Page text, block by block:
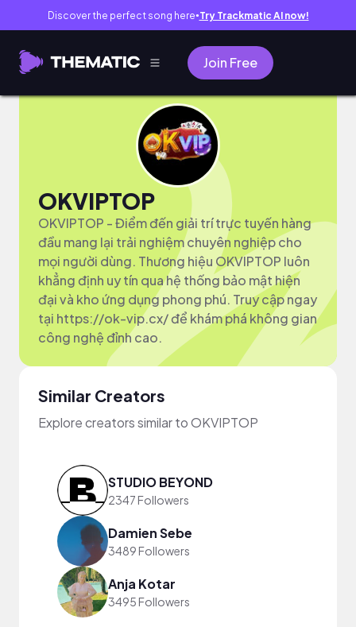
Discover the perfect song here● Try Trackmatic AI now!
Join Free
OKVIPTOP
OKVIPTOP - Điểm đến giải trí trực tuyến hàng
đầu mang lại trải nghiệm chuyên nghiệp cho
mọi người dùng. Thương hiệu OKVIPTOP luôn
khẳng định uy tín qua hệ thống bảo mật hiện
đại và kho ứng dụng phong phú. Truy cập ngay
tại https://ok-vip.cx/ để khám phá không gian
công nghệ đỉnh cao.
Similar Creators
Explore creators similar to OKVIPTOP
STUDIO BEYOND
2347 Followers
Damien Sebe
3489 Followers
Anja Kotar
3495 Followers